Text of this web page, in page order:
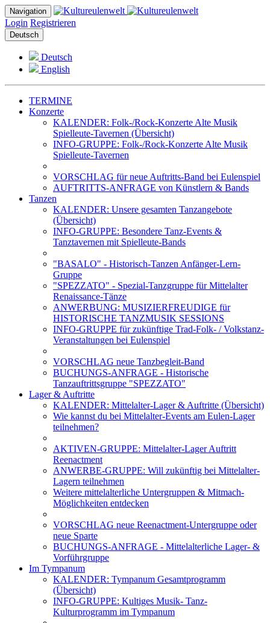
Navigation
Login Registrieren
Deutsch
Deutsch
English
TERMINE
Konzerte
KALENDER: Folk-/Rock-Konzerte Alte Musik
Spielleute-Tavernen (Übersicht)
INFO-GRUPPE: Folk-/Rock-Konzerte Alte Musik
Spielleute-Tavernen
VORSCHLAG für neue Auftritts-Band bei Eulenspiel
AUFTRITTS-ANFRAGE von Künstlern & Bands
Tanzen
KALENDER: Unsere gesamten Tanzangebote
(Übersicht)
INFO-GRUPPE: Besondere Tanz-Events &
Tanztavernen mit Spielleute-Bands
"BASALO" - Historisch-Tanzen Anfänger-Lern-
Gruppe
"SPEZZATO" - Spezial-Tanzgruppe für Mittelalter
Renaissance-Tänze
ANWERBUNG: MUSIZIERFREUDIGE für
HISTORISCHE TANZMUSIK SESSIONS
INFO-GRUPPE für zukünftige Trad-Folk- / Volkstanz-
Veranstaltungen bei Eulenspiel
VORSCHLAG neue Tanzbegleit-Band
BUCHUNGS-ANFRAGE - Historische
Tanzauftrittsgruppe "SPEZZATO"
Lager & Auftritte
KALENDER: Mittelalter-Lager & Auftritte (Übersicht)
Wie kannst du bei Mittelalter-Events am Eulen-Lager
teilnehmen?
AKTIVEN-GRUPPE: Mittelalter-Lager Auftritt
Reenactment
ANWERBE-GRUPPE: Will zukünftig bei Mittelalter-
Lagern teilnehmen
Weitere mittelalterliche Untergruppen & Mitmach-
Möglichkeiten entdecken
VORSCHLAG neue Reenactment-Untergruppe oder
neue Sparte
BUCHUNGS-ANFRAGE - Mittelalterliche Lager- &
Vorführgruppe
Im Tympanum
KALENDER: Tympanum Gesamtprogramm
(Übersicht)
INFO-GRUPPE: Kultiges Musik- Tanz-
Kulturprogramm im Tympanum